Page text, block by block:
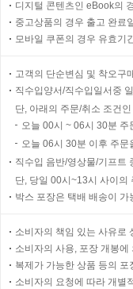
디지털 콘텐츠인 eBook의
중고상품의 경우 출고 완료
모바일 쿠폰의 경우 유효기
고객의 단순변심 및 착오구
직수입양서/직수입일서중
단, 아래의 주문/취소 조건
오늘 00시 ~ 06시 30분
오늘 06시 30분 이후 주
직수입 음반/영상물/기프트
단, 당일 00시~13시 사이의
박스 포장은 택배 배송이
소비자의 책임 있는 사유로
소비자의 사용, 포장 개봉
복제가 가능한 상품 등의
소비자의 요청에 따라 개별